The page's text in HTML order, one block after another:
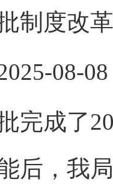
度改革
08-08
成了20
后，我